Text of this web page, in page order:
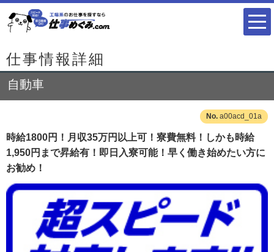
仕事情報詳細
自動車
a00acd_01a
時給1800円！月収35万円以上可！寮費無料！しかも時給
1,950円まで昇給有！即日入寮可能！早く働き始めたい方に
お勧め！